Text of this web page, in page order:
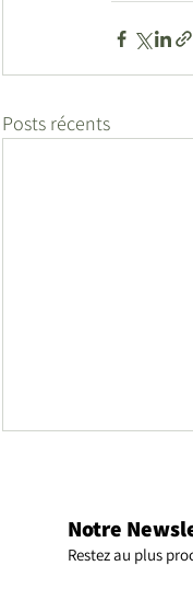
Posts récents
Notre
Restez au plus